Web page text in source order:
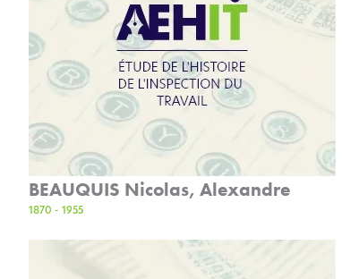
BEAUQUIS Nicolas, Alexandre
1870 - 1955